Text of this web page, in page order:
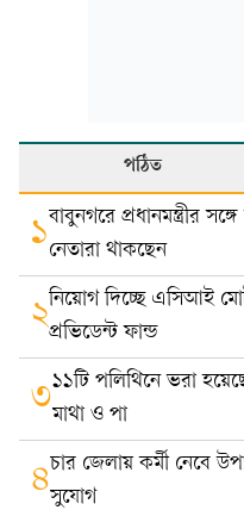
পঠিত
১বাবুনগরে প্রধানমন্ত্রীর
নেতারা থাকছেন
২নিয়োগ দিচ্ছে এসিআই
প্রভিডেন্ট ফান্ড
৩১১টি পলিথিনে ভরা
মাথা ও পা
৪চার জেলায় কর্মী নেবে
সুযোগ